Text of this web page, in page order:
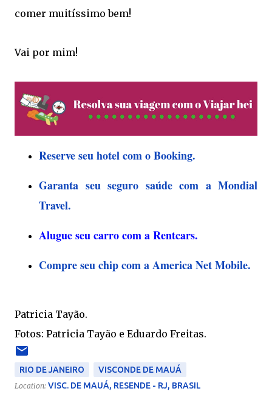
comer muitíssimo bem!
Vai por mim!
Reserve seu hotel com o Booking.
Garanta seu seguro saúde com a Mondial
Travel.
Alugue seu carro com a Rentcars.
Compre seu chip com a America Net Mobile.
Patricia Tayão.
Fotos: Patricia Tayão e Eduardo Freitas.
RIO DE JANEIRO VISCONDE DE MAUÁ
Location: VISC. DE MAUÁ, RESENDE - RJ, BRASIL